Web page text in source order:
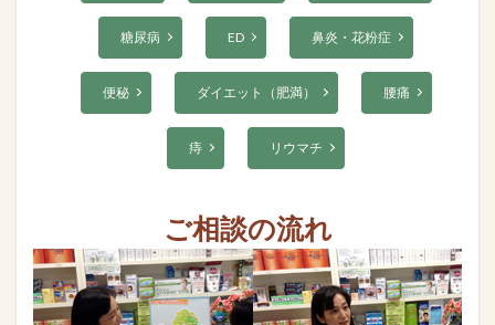
糖尿病 ED 鼻炎・花粉症
便秘 ダイエット（肥満） 腰痛
痔 リウマチ
ご相談の流れ